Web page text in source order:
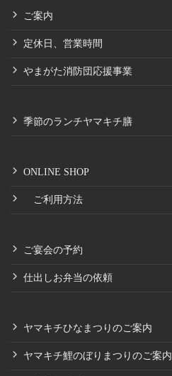
ご案内
定休日、営業時間
やまがた消防団応援事業
季節のランチヤマキチ膳
ONLINE SHOP
ご利用方法
ご宴会の予約
仕出しお弁当の依頼
ヤマキチひなまつりのご案内
ヤマキチ鯉のぼりまつりのご案内